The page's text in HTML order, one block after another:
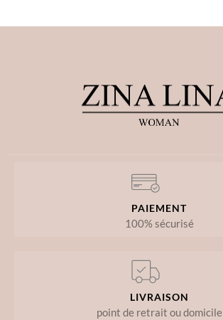
PAIEMENT
100% sécurisé
LIVRAISON
point de retrait ou domicile